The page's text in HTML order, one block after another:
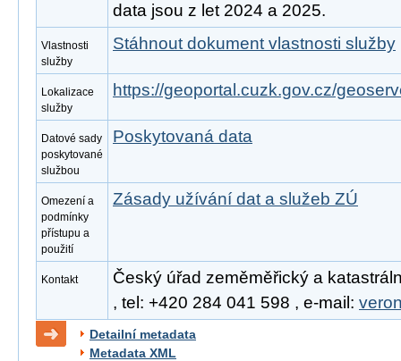
data jsou z let 2024 a 2025.
Vlastnosti
služby
Stáhnout dokument vlastnosti služby
Lokalizace
služby
https://geoportal.cuzk.gov.cz/
Datové sady
poskytované
službou
Poskytovaná data
Omezení a
podmínky
přístupu a
použití
Zásady užívání dat a služeb ZÚ
Kontakt
Český úřad zeměměřický a
, tel: +420 284 041 598 , e-mail:
Detailní metadata
Metadata XML